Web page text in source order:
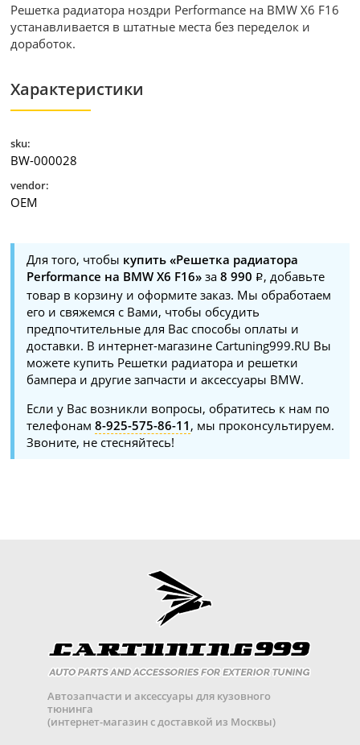
Решетка радиатора ноздри Performance на BMW X6 F16
устанавливается в штатные места без переделок и
доработок.
Характеристики
sku:
BW-000028
vendor:
OEM
Для того, чтобы купить «Решетка радиатора
Performance на BMW X6 F16» за8 990
, добавьте
товар в корзину и оформите заказ. Мы обработаем
его и свяжемся с Вами, чтобы обсудить
предпочтительные для Вас способы оплаты и
доставки. В интернет-магазине Cartuning999.RU Вы
можете купить Решетки радиатора и решетки
бампера и другие запчасти и аксессуары BMW.
Если у Вас возникли вопросы, обратитесь к нам по
телефонам8-925-575-86-11 , мы проконсультируем.
Звоните, не стесняйтесь!
Автозапчасти и аксессуары для кузовного
тюнинга
(интернет-магазин с доставкой из Москвы)